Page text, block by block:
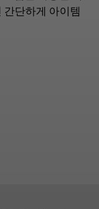
단하게 아이템